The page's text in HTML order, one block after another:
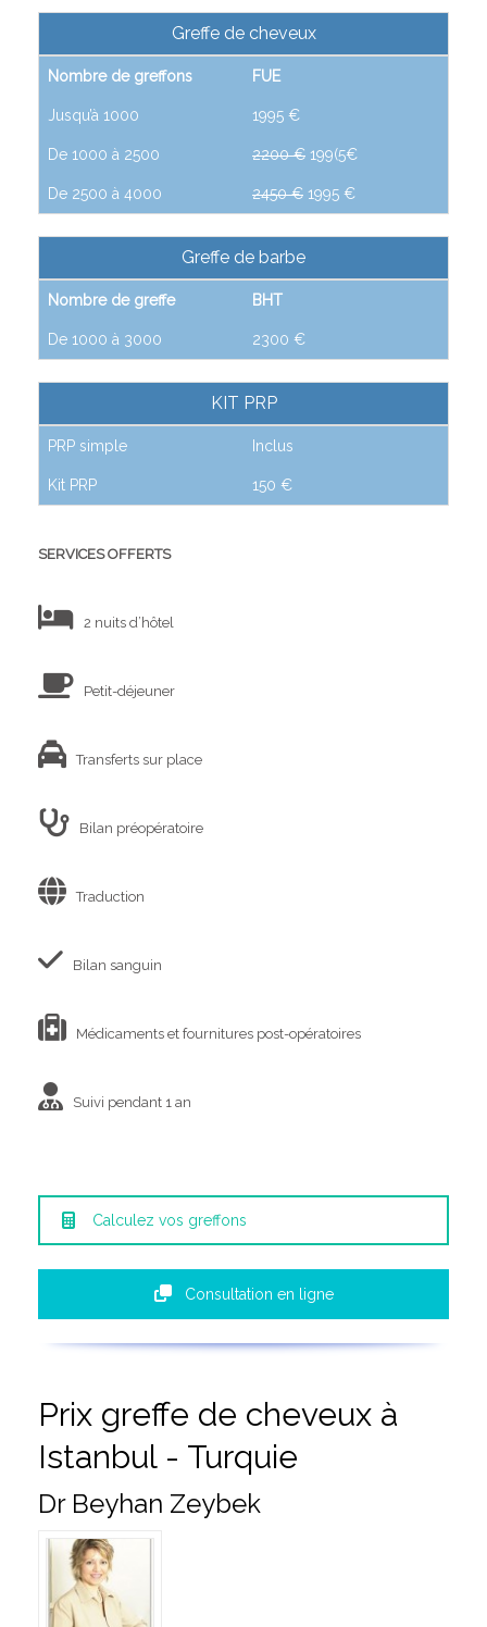
Greffe de cheveux
Nombre de greffons FUE
Jusqu’à 1000 1995 €
De 1000 à 2500 2200 € 199(5€
De 2500 à 4000 2450 € 1995 €
Greffe de barbe
Nombre de greffe BHT
De 1000 à 3000 2300 €
KIT PRP
PRP simple Inclus
Kit PRP 150 €
SERVICES OFFERTS
2 nuits d’hôtel
Petit-déjeuner
Transferts sur place
Bilan préopératoire
Traduction
Bilan sanguin
Médicaments et fournitures post-opératoires
Suivi pendant 1 an
Calculez vos greffons
Consultation en ligne
Prix greffe de cheveux à
Istanbul - Turquie
Dr Beyhan Zeybek